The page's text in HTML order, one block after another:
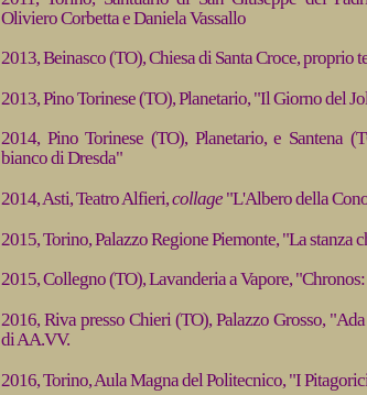
Oliviero Corbetta e Daniela Vassallo
2013, Beinasco (TO), Chiesa di Santa Croce,
2013, Pino Torinese (TO), Planetario, "Il Giorno del
2014, Pino Torinese (TO), Planetario, e Santena
bianco di Dresda"
2014, Asti, Teatro Alfieri,collage "L'Albero della
2015, Torino, Palazzo Regione Piemonte, "La stanza
2015, Collegno (TO), Lavanderia a Vapore,
2016, Riva presso Chieri (TO), Palazzo Grosso,
di AA.VV.
2016, Torino, Aula Magna del Politecnico, "I